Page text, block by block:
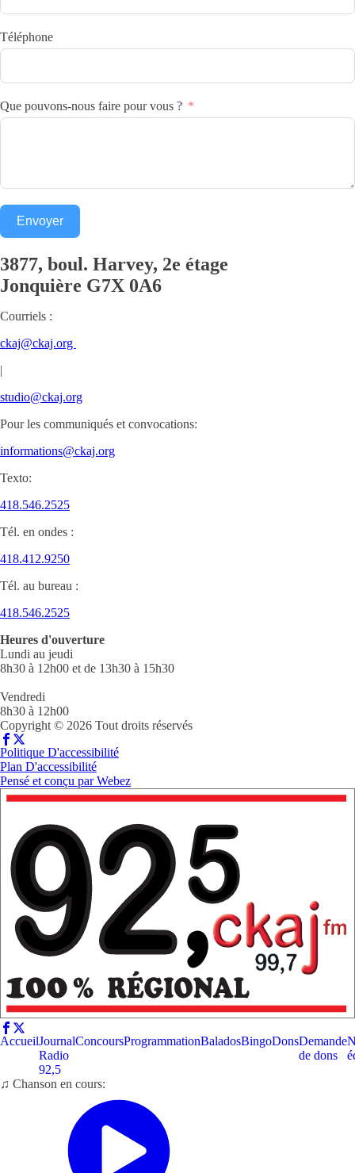
Téléphone
Que pouvons-nous faire pour vous ?
Envoyer
3877, boul. Harvey, 2e étage
Jonquière G7X 0A6
Courriels :
ckaj@ckaj.org
|
studio@ckaj.org
Pour les communiqués et convocations:
informations@ckaj.org
Texto:
418.546.2525
Tél. en ondes :
418.412.9250
Tél. au bureau :
418.546.2525
Heures d'ouverture
Lundi au jeudi
8h30 à 12h00 et de 13h30 à 15h30
Vendredi
8h30 à 12h00
Copyright © 2026 Tout droits réservés
Politique D'accessibilité
Plan D'accessibilité
Pensé et conçu parWebez
AccueilJournal
Radio
92,5
ConcoursProgrammationBaladosBingoDonsDemande
de dons
♫ Chanson en cours: